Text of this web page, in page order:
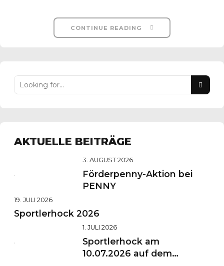
CONTINUE READING
AKTUELLE BEITRÄGE
3. AUGUST 2026
Förderpenny-Aktion bei
PENNY
19. JULI 2026
Sportlerhock 2026
1. JULI 2026
Sportlerhock am
10.07.2026 auf dem